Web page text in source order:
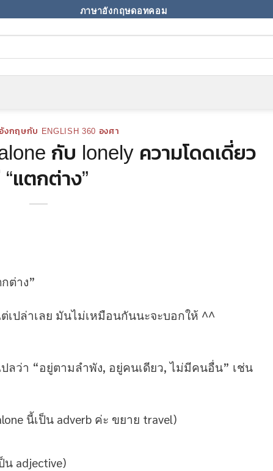
ภาษาอังกฤษดอทคอม
งกฤษกับ ENGLISH 360 องศา
กับ lonely ความโดดเดี่ยว
“แตกต่าง”
ต่าง”
เปล่าเลย มันไม่เหมือนกันนะจะบอกให้ ^^
ปลว่า “อยู่ตามลำพัง, อยู่คนเดียว, ไม่มีคนอื่น” เช่น
นี้เป็น adverb ค่ะ ขยาย travel)
น adjective)